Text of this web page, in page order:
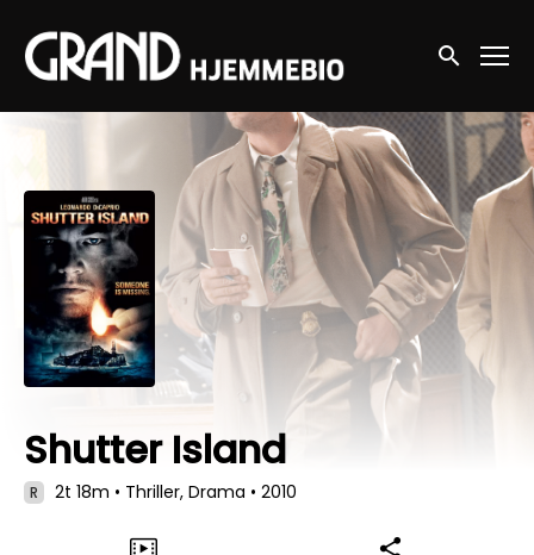
Accessibility Links
Søg nu
Shutter Island
R 2t 18m • Thriller, Drama • 2010